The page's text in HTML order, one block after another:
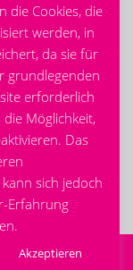
die Cookies, die
werden, in
da sie für
grundlegenden
erforderlich
Möglichkeit,
Das
sich jedoch
Erfahrung
Akzeptieren